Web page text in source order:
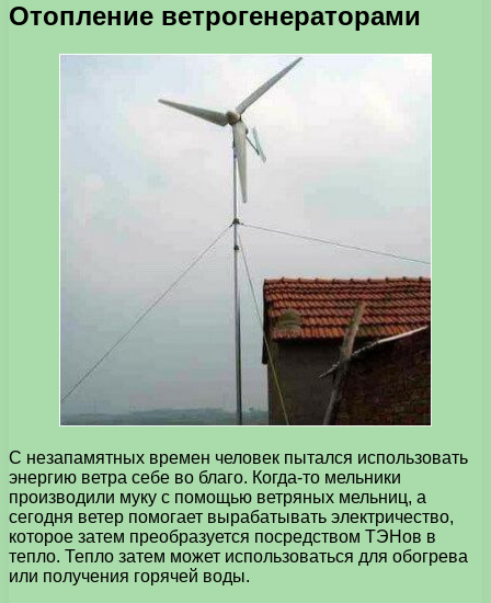
Отопление ветрогенераторами
С незапамятных времен человек пытался использовать
энергию ветра себе во благо. Когда-то мельники
производили муку с помощью ветряных мельниц, а
сегодня ветер помогает вырабатывать электричество,
которое затем преобразуется посредством ТЭНов в
тепло. Тепло затем может использоваться для обогрева
или получения горячей воды.